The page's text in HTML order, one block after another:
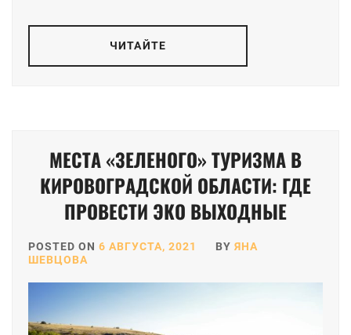
ЧИТАЙТЕ
МЕСТА «ЗЕЛЕНОГО» ТУРИЗМА В
КИРОВОГРАДСКОЙ ОБЛАСТИ: ГДЕ
ПРОВЕСТИ ЭКО ВЫХОДНЫЕ
POSTED ON 6 АВГУСТА, 2021 BY ЯНА
ШЕВЦОВА